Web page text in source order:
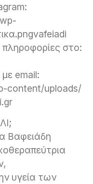
στο:
email:
content/uploads/
Βαφειάδη
υγεία των